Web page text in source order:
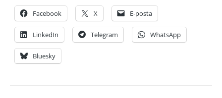
Facebook X E-posta
LinkedIn Telegram WhatsApp
Bluesky